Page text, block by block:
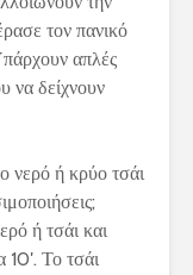
τον πανικό
απλές
να δείχνουν
νερό ή κρύο τσάι
ή τσάι και
10′. Το τσάι